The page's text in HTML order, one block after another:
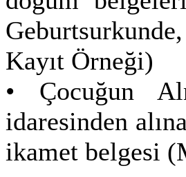
Kayıt Örneği)
• Çocuğun
idaresinden
ikamet belgesi